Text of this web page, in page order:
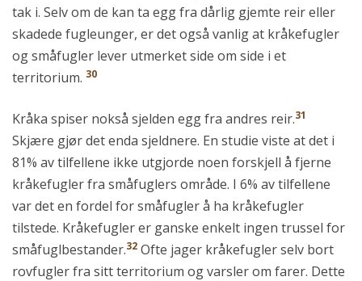
tak i. Selv om de kan ta egg fra dårlig gjemte reir eller
skadede fugleunger, er det også vanlig at kråkefugler
og småfugler lever utmerket side om side i et
territorium. 30
Kråka spiser nokså sjelden egg fra andres reir.31
Skjære gjør det enda sjeldnere. En studie viste at det i
81% av tilfellene ikke utgjorde noen forskjell å fjerne
kråkefugler fra småfuglers område. I 6% av tilfellene
var det en fordel for småfugler å ha kråkefugler
tilstede. Kråkefugler er ganske enkelt ingen trussel for
småfuglbestander.32 Ofte jager kråkefugler selv bort
rovfugler fra sitt territorium og varsler om farer. Dette